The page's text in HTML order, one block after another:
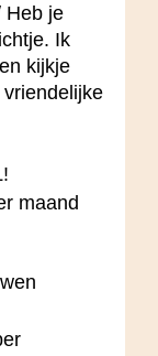
Heb je
Ik
kijkje
maand